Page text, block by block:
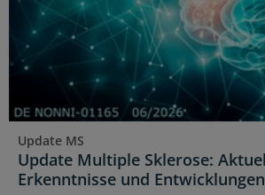
Update MS
Update Multiple Sklerose:
Erkenntnisse und Entwicklungen